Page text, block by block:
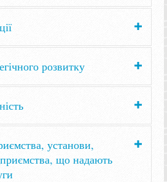
розвитку
установи,
що надають